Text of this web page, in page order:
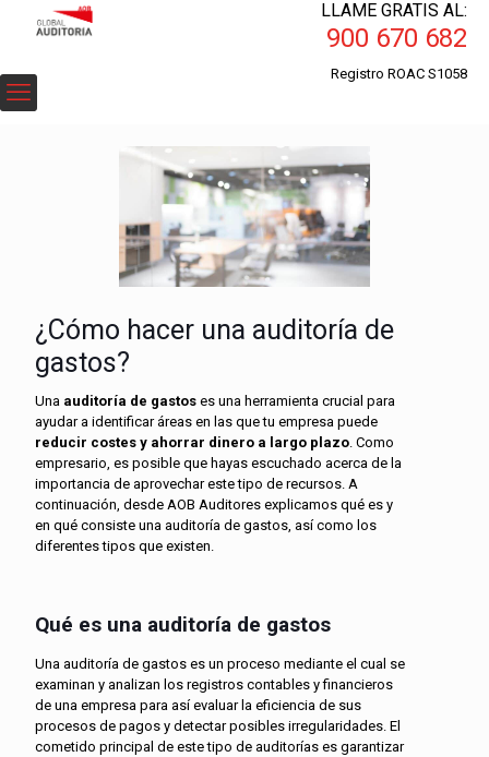
LLAME GRATIS AL:
900 670 682
Registro ROAC S1058
¿Cómo hacer una auditoría de
gastos?
Una auditoría de gastoses una herramienta crucial para
ayudar a identificar áreas en las que tu empresa puede
reducir costes y ahorrar dinero a largo plazo. Como
empresario, es posible que hayas escuchado acerca de la
importancia de aprovechar este tipo de recursos. A
continuación, desde AOB Auditores explicamos qué es y
en qué consiste una auditoría de gastos, así como los
diferentes tipos que existen.
Qué es una auditoría de gastos
Una auditoría de gastos es un proceso mediante el cual se
examinan y analizan los registros contables y financieros
de una empresa para así evaluar la eficiencia de sus
procesos de pagos y detectar posibles irregularidades. El
cometido principal de este tipo de auditorías es garantizar